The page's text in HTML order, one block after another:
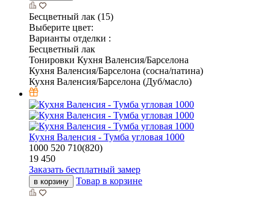
Бесцветный лак (15)
Выберите цвет:
Варианты отделки :
Бесцветный лак
Тонировки Кухня Валенсия/Барселона
Кухня Валенсия/Барселона (сосна/патина)
Кухня Валенсия/Барселона (Дуб/масло)
Кухня Валенсия - Тумба угловая 1000
1000 520 710(820)
19 450
Заказать бесплатный замер
в корзину Товар в корзине